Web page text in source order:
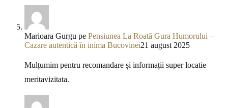
Marioara Gurgu pe Pensiunea La Roată Gura Humorului –
Cazare autentică în inima Bucovinei21 august 2025
Mulțumim pentru recomandare și informații super locatie
meritavizitata.